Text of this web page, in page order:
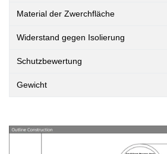
Material der Zwerchfläche
Widerstand gegen Isolierung
Schutzbewertung
Gewicht